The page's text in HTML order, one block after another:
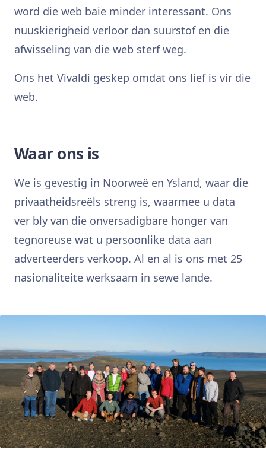
word die web baie minder interessant. Ons
nuuskierigheid verloor dan suurstof en die
afwisseling van die web sterf weg.
Ons het Vivaldi geskep omdat ons lief is vir die
web.
Waar ons is
We is gevestig in Noorweë en Ysland, waar die
privaatheidsreëls streng is, waarmee u data
ver bly van die onversadigbare honger van
tegnoreuse wat u persoonlike data aan
adverteerders verkoop. Al en al is ons met 25
nasionaliteite werksaam in sewe lande.